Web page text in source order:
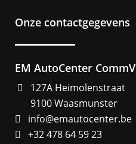
Onze contactgegevens
EM AutoCenter CommV
127A Heimolenstraat
9100 Waasmunster
info@emautocenter.be
+32 478 64 59 23